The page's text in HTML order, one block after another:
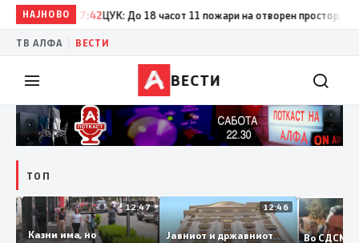
НАЈНОВО
17:42ЦУК: До 18 часот 11 пожари на отворен простор, од кои
ТВ АЛФА ВЕСТИ
ВЕСТИ
ТОП
12:50 12:47
Казни има, но
12:46
Јавниот и државниот
Во